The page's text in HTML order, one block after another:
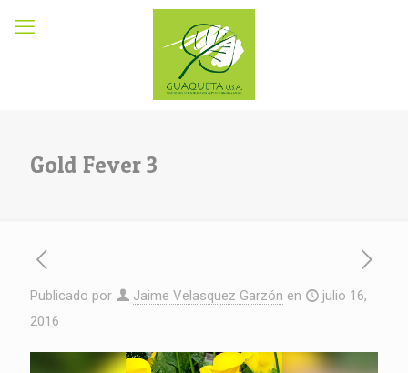
Gold Fever 3
Publicado por Jaime Velasquez Garzón en
julio 16,
2016